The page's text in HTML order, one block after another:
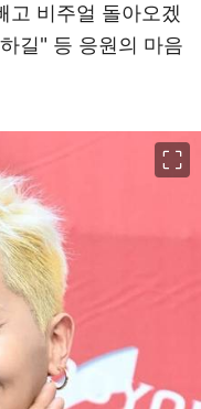
고 비주얼 돌아오겠
길" 등 응원의 마음